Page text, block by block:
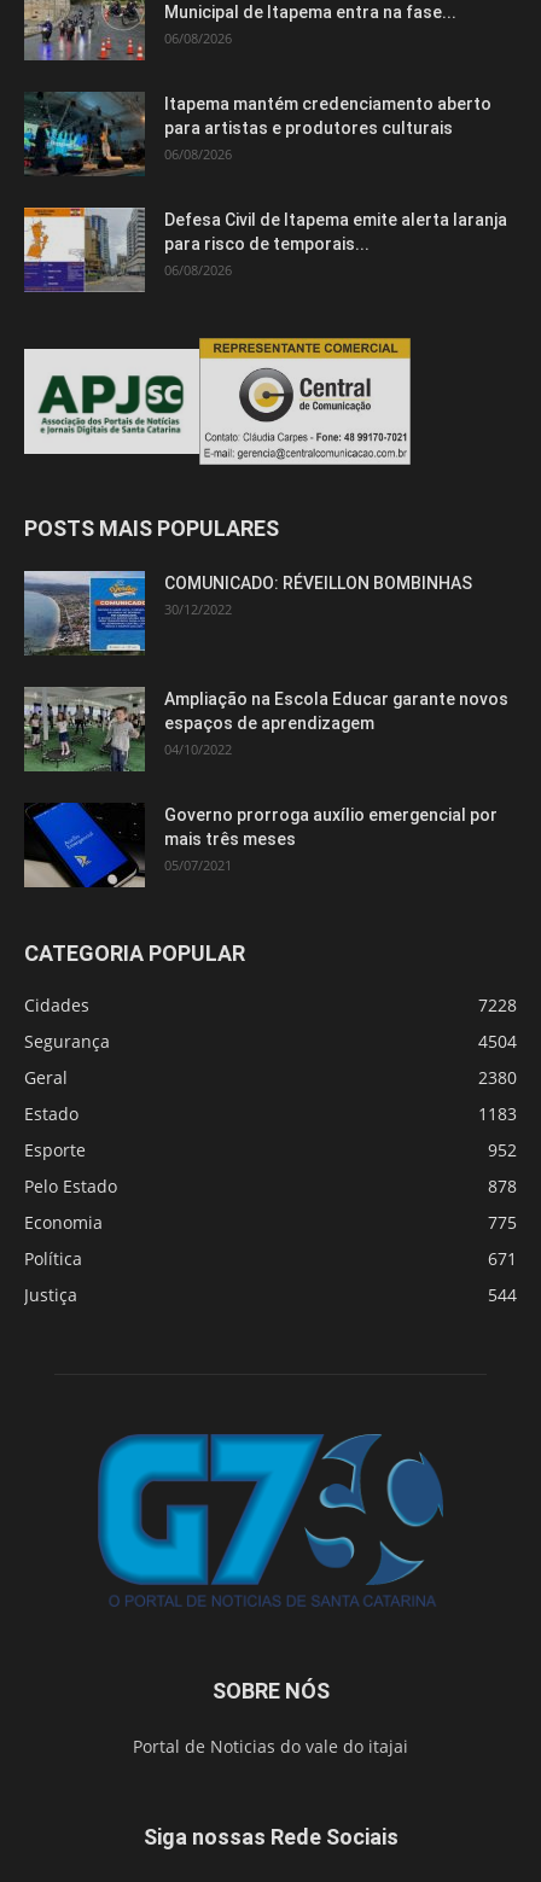
Municipal de Itapema entra na fase...
06/08/2026
Itapema mantém credenciamento aberto
para artistas e produtores culturais
06/08/2026
Defesa Civil de Itapema emite alerta laranja
para risco de temporais...
06/08/2026
POSTS MAIS POPULARES
COMUNICADO: RÉVEILLON BOMBINHAS
30/12/2022
Ampliação na Escola Educar garante novos
espaços de aprendizagem
04/10/2022
Governo prorroga auxílio emergencial por
mais três meses
05/07/2021
CATEGORIA POPULAR
Cidades
7228
Segurança
4504
Geral
2380
Estado
1183
Esporte
952
Pelo Estado
878
Economia
775
Política
671
Justiça
544
SOBRE NÓS
Portal de Noticias do vale do itajai
Siga nossas Rede Sociais